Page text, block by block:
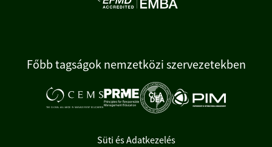
Főbb tagságok nemzetközi szervezetekben
Süti és Adatkezelés